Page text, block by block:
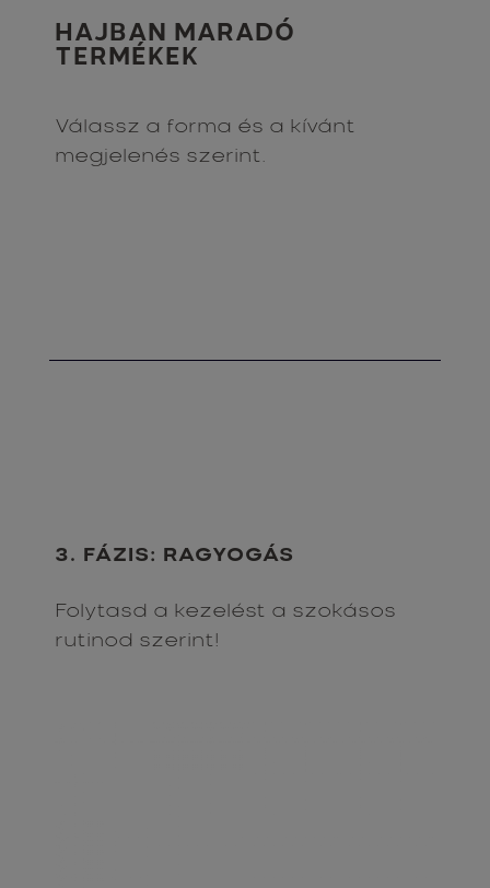
HAJBAN MARADÓ
TERMÉKEK
Válassz a forma és a kívánt
megjelenés szerint.
3. FÁZIS: RAGYOGÁS
Folytasd a kezelést a szokásos
rutinod szerint!